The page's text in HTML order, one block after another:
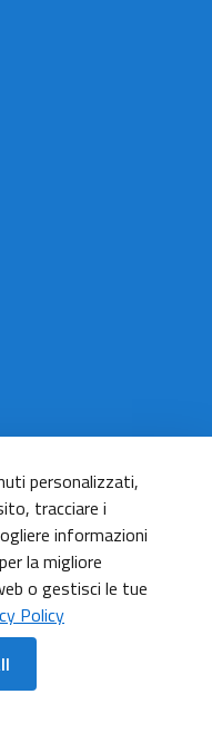
personalizzati,
tracciare i
informazioni
la migliore
o gestisci le tue
Policy